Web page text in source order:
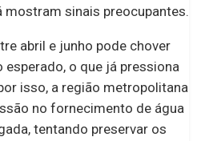
mostram sinais preocupantes.
abril e junho pode chover
o que já pressiona
isso, a região metropolitana
no fornecimento de água
tentando preservar os